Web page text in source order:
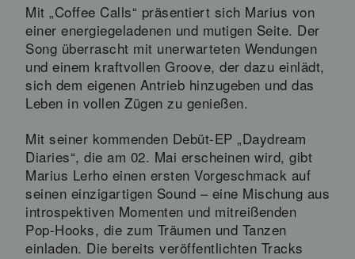
Mit „Coffee Calls“ präsentiert sich Marius von
einer energiegeladenen und mutigen Seite. Der
Song überrascht mit unerwarteten Wendungen
und einem kraftvollen Groove, der dazu einlädt,
sich dem eigenen Antrieb hinzugeben und das
Leben in vollen Zügen zu genießen.
Mit seiner kommenden Debüt-EP „Daydream
Diaries“, die am 02. Mai erscheinen wird, gibt
Marius Lerho einen ersten Vorgeschmack auf
seinen einzigartigen Sound – eine Mischung aus
introspektiven Momenten und mitreißenden
Pop-Hooks, die zum Träumen und Tanzen
einladen. Die bereits veröffentlichten Tracks